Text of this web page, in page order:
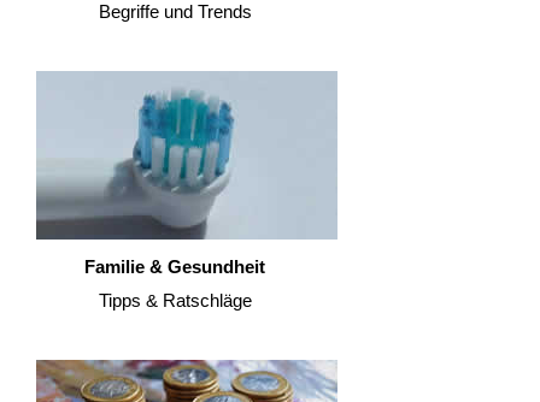
Begriffe und Trends
Familie & Gesundheit
Tipps & Ratschläge